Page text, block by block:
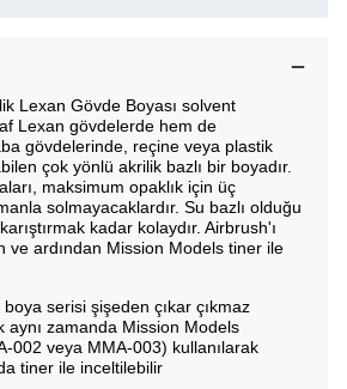
Lexan Gövde Boyası solvent
Lexan gövdelerde hem de
gövdelerinde, reçine veya plastik
çok yönlü akrilik bazlı bir boyadır.
maksimum opaklık için üç
solmayacaklardır. Su bazlı olduğu
kadar kolaydır. Airbrush'ı
ve ardından Mission Models tiner ile
serisi şişeden çıkar çıkmaz
aynı zamanda Mission Models
002 veya MMA-003) kullanılarak
tiner ile inceltilebilir